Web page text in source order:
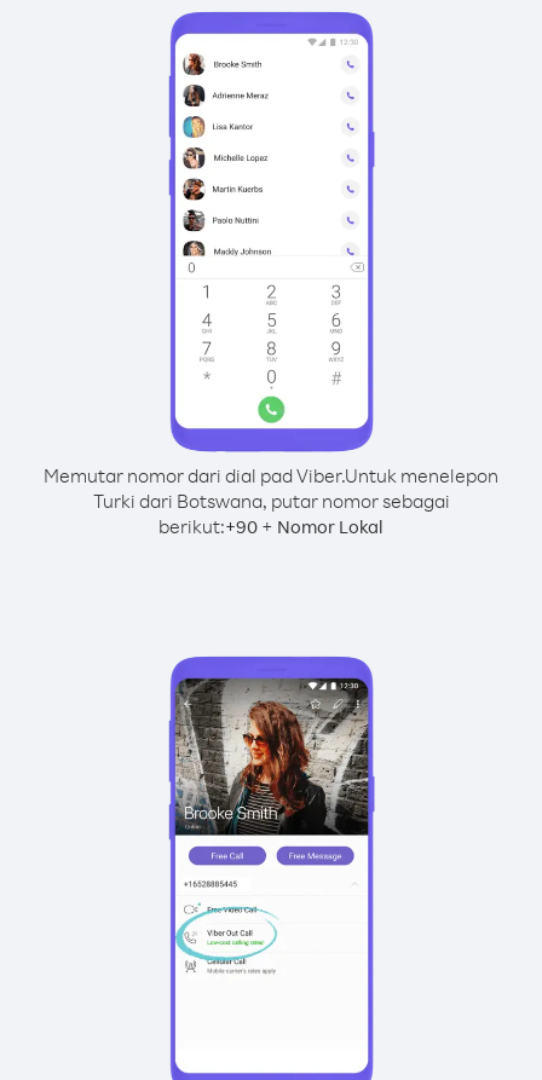
Memutar nomor dari dial pad Viber.Untuk menelepon
Turki dari Botswana, putar nomor sebagai
berikut:+90 + Nomor Lokal